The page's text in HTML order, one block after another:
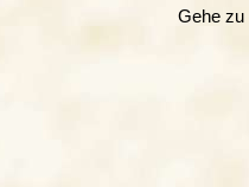
Gehe zu